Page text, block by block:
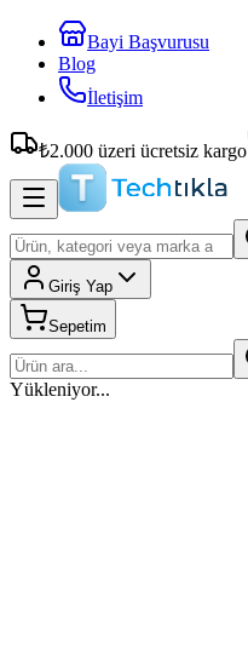
Bayi Başvurusu
Blog
İletişim
₺2.000 üzeri ücretsiz kargo
Giriş Yap
Sepetim
Yükleniyor...